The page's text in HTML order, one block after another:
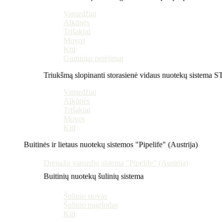
Vamzdžiai
Alkūnės
Trišakiai
Movos
Kiti
Guminiai perėjimai
Triukšmą slopinanti storasienė vidaus nuotekų sistema
Vamzdžiai
Alkūnės
Trišakiai
Movos
Kiti
Buitinės ir lietaus nuotekų sistemos "Pipelife" (Austrija)
Drenažo vamzdių sistema "Pipelife" (Austrija)
Buitinių nuotekų šulinių sistema
Šulinio stovas
Šulinio pagrindas
Kiti